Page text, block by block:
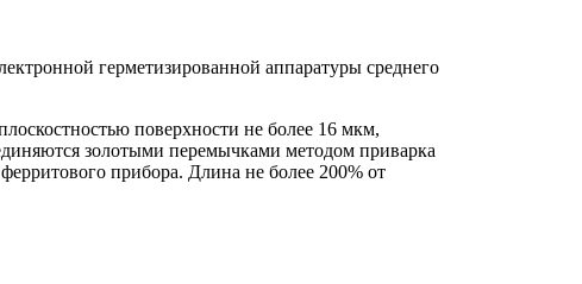
герметизированной аппаратуры среднего
поверхности не более 16 мкм,
золотыми перемычками методом приварка
прибора. Длина не более 200% от